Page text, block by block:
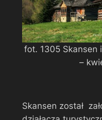
fot. 1305 Skansen
–
Skansen został